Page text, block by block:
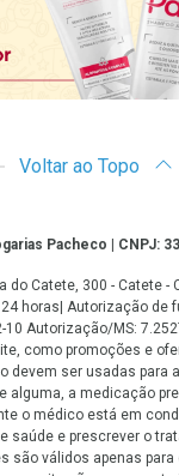
Voltar ao Topo
Pacheco | CNPJ:
do Catete, 300 - Catete -
24 horas| Autorização de
10 Autorização/MS:
como promoções e
devem ser usadas para
alguma, a medicação
o médico está em
saúde e prescrever o
são válidos apenas